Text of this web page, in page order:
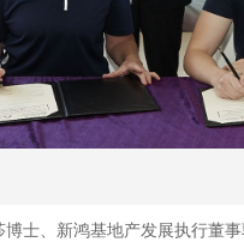
士、新鸿基地产发展执行董